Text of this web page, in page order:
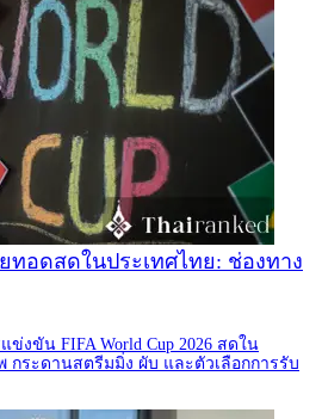
ทอดสดในประเทศไทย: ช่องทาง
งขัน FIFA World Cup 2026 สดใน
กระดานสตรีมมิ่ง ผับ และตัวเลือกการรับ